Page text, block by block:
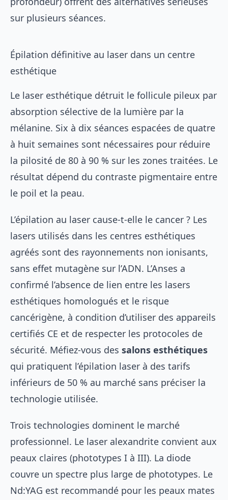
sur plusieurs séances.
Épilation définitive au laser dans un centre
esthétique
Le laser esthétique détruit le follicule pileux par
absorption sélective de la lumière par la
mélanine. Six à dix séances espacées de quatre
à huit semaines sont nécessaires pour réduire
la pilosité de 80 à 90 % sur les zones traitées. Le
résultat dépend du contraste pigmentaire entre
le poil et la peau.
L’épilation au laser cause-t-elle le cancer ? Les
lasers utilisés dans les centres esthétiques
agréés sont des rayonnements non ionisants,
sans effet mutagène sur l’ADN. L’Anses a
confirmé l’absence de lien entre les lasers
esthétiques homologués et le risque
cancérigène, à condition d’utiliser des appareils
certifiés CE et de respecter les protocoles de
sécurité. Méfiez-vous des salons esthétiques
qui pratiquent l’épilation laser à des tarifs
inférieurs de 50 % au marché sans préciser la
technologie utilisée.
Trois technologies dominent le marché
professionnel. Le laser alexandrite convient aux
peaux claires (phototypes I à III). La diode
couvre un spectre plus large de phototypes. Le
Nd:YAG est recommandé pour les peaux mates